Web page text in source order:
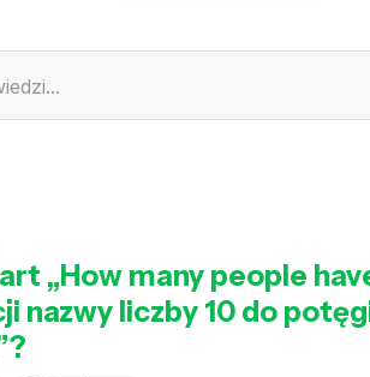
„How many people
nazwy liczby 10 do